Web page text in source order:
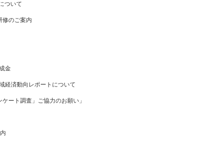
ついて
のご案内
金
経済動向レポートについて
ート調査」ご協力のお願い」